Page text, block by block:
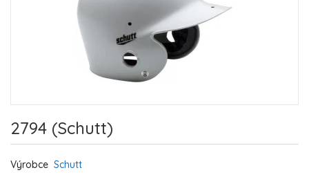
2794 (Schutt)
Výrobce Schutt